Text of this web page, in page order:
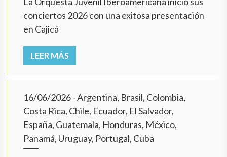
conciertos 2026 con una exitosa presentación
en Cajicá
LEER MÁS
16/06/2026- Argentina, Brasil, Colombia,
Costa Rica, Chile, Ecuador, El Salvador,
España, Guatemala, Honduras, México,
Panamá, Uruguay, Portugal, Cuba